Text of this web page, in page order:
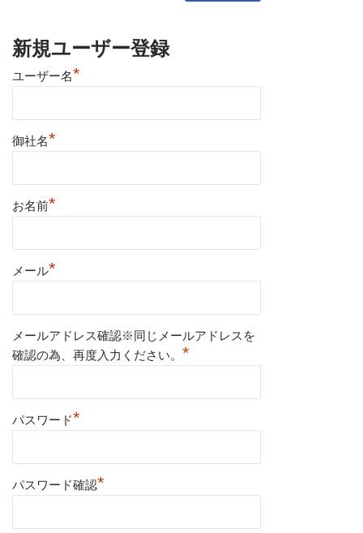
新規ユーザー登録
ユーザー名*
御社名*
お名前*
メール*
メールアドレス確認※同じメールアドレスを
確認の為、再度入力ください。 *
パスワード*
パスワード確認*